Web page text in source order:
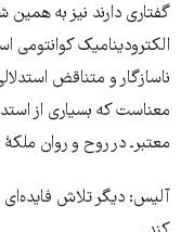
گفتاری دارند نیز به همین
الکترودینامیک کوانتومی
معناست که بسیاری از
معتبرـ در روح و روان ملکۀ سفید[29]
آلیس: دیگر تلاش فایده‌‌‌ای